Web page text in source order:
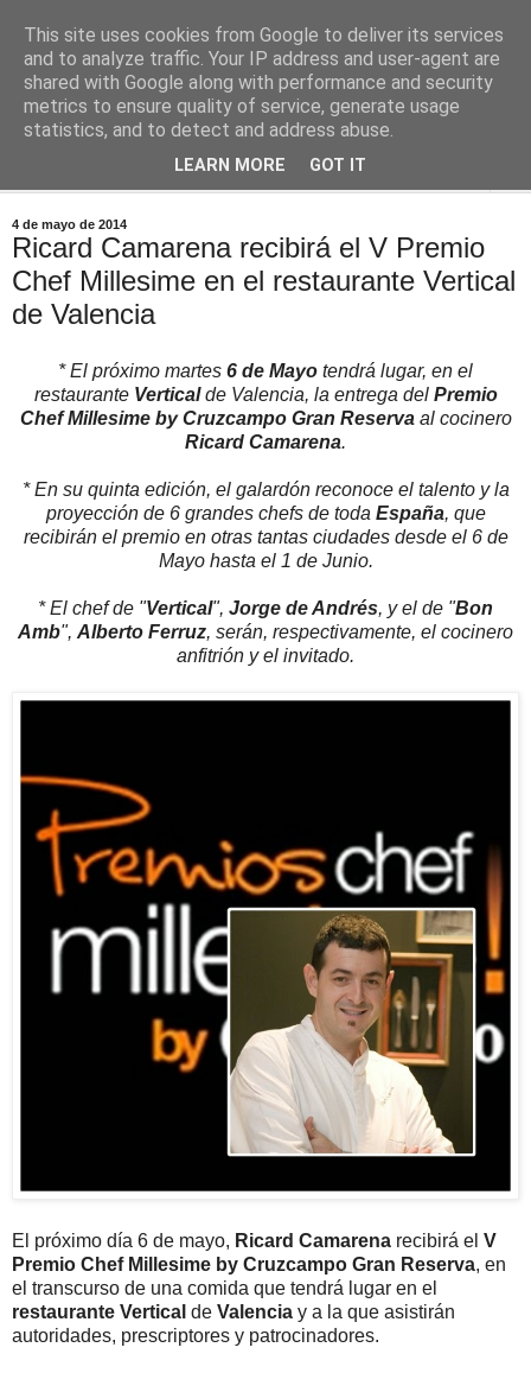
Comoju
La Cocina del Día a Día y el día a día de la Gastronomía
4 de mayo de 2014
Ricard Camarena recibirá el V Premio
Chef Millesime en el restaurante Vertical
de Valencia
* El próximo martes 6 de Mayo tendrá lugar, en el
restaurante Verticalde Valencia, la entrega del Premio
Chef Millesime by Cruzcampo Gran Reservaal cocinero
Ricard Camarena.
* En su quinta edición, el galardón reconoce el talento y la
proyección de 6 grandes chefs de toda España, que
recibirán el premio en otras tantas ciudades desde el 6 de
Mayo hasta el 1 de Junio.
* El chef de "Vertical", Jorge de Andrés, y el de "Bon
Amb", Alberto Ferruz, serán, respectivamente, el cocinero
anfitrión y el invitado.
El próximo día 6 de mayo, Ricard Camarena recibirá el V
Premio Chef Millesime by Cruzcampo Gran Reserva, en
el transcurso de una comida que tendrá lugar en el
restaurante Vertical de Valencia y a la que asistirán
autoridades, prescriptores y patrocinadores.
This site uses cookies from Google to deliver its services
and to analyze traffic. Your IP address and user-agent are
shared with Google along with performance and security
metrics to ensure quality of service, generate usage
statistics, and to detect and address abuse.
LEARN MORE GOT IT